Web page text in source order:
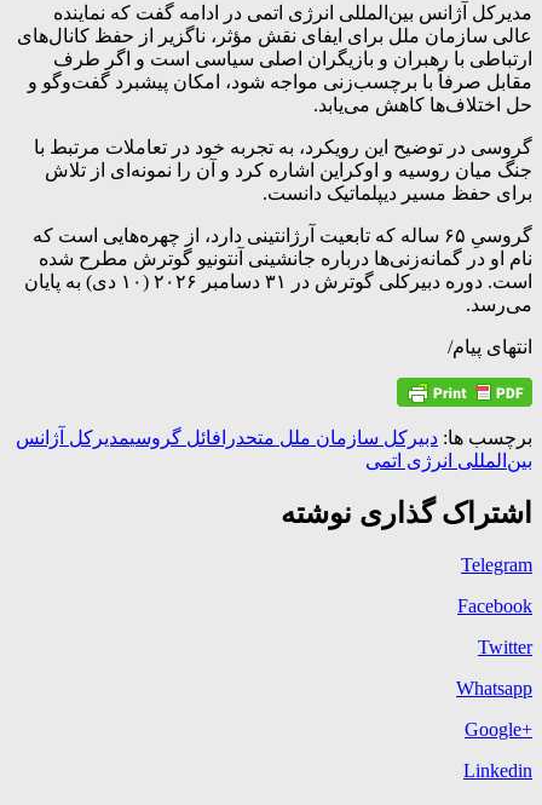
مدیرکل آژانس بین‌المللی انرژی اتمی در ادامه گفت که نماینده
عالی سازمان ملل برای ایفای نقش مؤثر، ناگزیر از حفظ کانال‌های
ارتباطی با رهبران و بازیگران اصلی سیاسی است و اگر طرف
مقابل صرفاً با برچسب‌زنی مواجه شود، امکان پیشبرد گفت‌وگو و
حل اختلاف‌ها کاهش می‌یابد.
گروسی در توضیح این رویکرد، به تجربه خود در تعاملات مرتبط با
جنگ میان روسیه و اوکراین اشاره کرد و آن را نمونه‌ای از تلاش
برای حفظ مسیر دیپلماتیک دانست.
گروسیِ ۶۵ ساله که تابعیت آرژانتینی دارد، از چهره‌هایی است که
نام او در گمانه‌زنی‌ها درباره جانشینی آنتونیو گوترش مطرح شده
است. دوره دبیرکلی گوترش در ۳۱ دسامبر ۲۰۲۶ (۱۰ دی) به پایان
می‌رسد.
انتهای پیام/
برچسب ها: دبیرکل سازمان ملل متحدرافائل گروسیمدیرکل آژانس
بین‌المللی انرژی اتمی
اشتراک گذاری نوشته
Telegram
Facebook
Twitter
Whatsapp
+Google
Linkedin